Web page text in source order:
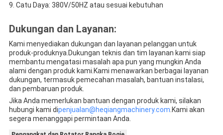
Catu Daya: 380V/50HZ atau sesuai kebutuhan
Dukungan dan Layanan:
Kami menyediakan dukungan dan layanan pelanggan untuk
produk-produknya.Dukungan teknis dan tim layanan kami siap
membantu mengatasi masalah apa pun yang mungkin Anda
alami dengan produk kami.Kami menawarkan berbagai layanan
dukungan, termasuk pemecahan masalah, bantuan instalasi,
dan pembaruan produk.
Jika Anda memerlukan bantuan dengan produk kami, silakan
hubungi kami dipenjualan@heqiangmachinery.com.Kami akan
segera menanggapi permintaan Anda.